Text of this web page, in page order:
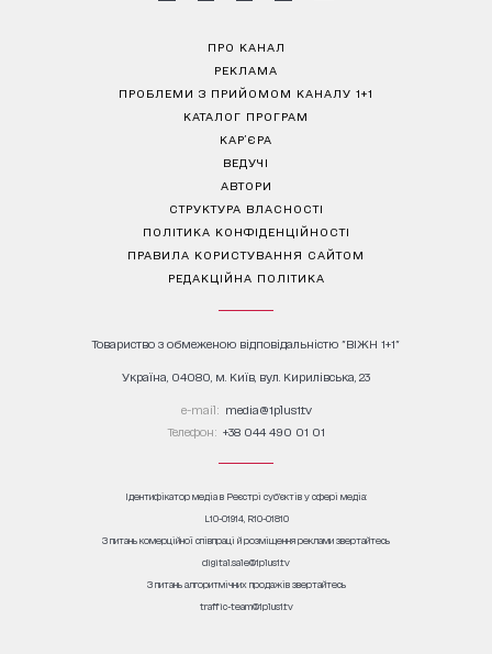
ПРО КАНАЛ
РЕКЛАМА
ПРОБЛЕМИ З ПРИЙОМОМ КАНАЛУ 1+1
КАТАЛОГ ПРОГРАМ
КАР’ЄРА
ВЕДУЧІ
АВТОРИ
СТРУКТУРА ВЛАСНОСТІ
ПОЛІТИКА КОНФІДЕНЦІЙНОСТІ
ПРАВИЛА КОРИСТУВАННЯ САЙТОМ
РЕДАКЦІЙНА ПОЛІТИКА
Товариство з обмеженою відповідальністю "ВІЖН 1+1"
Україна, 04080, м. Київ, вул. Кирилівська, 23
е-mail: media@1plus1.tv
Телефон: +38 044 490 01 01
Ідентифікатор медіа в Реєстрі суб’єктів у сфері медіа:
L10-01914, R10-01810
З питань комерційної співпраці й розміщення реклами звертайтесь
digital.sale@1plus1.tv
З питань алгоритмічних продажів звертайтесь
traffic-team@1plus1.tv